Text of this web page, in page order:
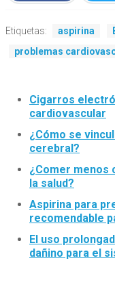
Etiquetas: aspirina
problemas
Cigarros
cardiovascular
¿Cómo se
cerebral?
¿Comer menos
la salud?
Aspirina para
recomendable
El uso
dañino para el